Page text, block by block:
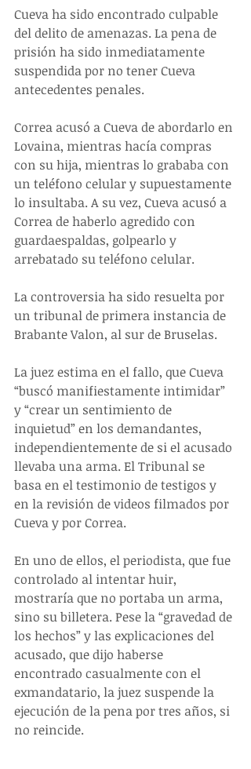
Cueva ha sido encontrado culpable
del delito de amenazas. La pena de
prisión ha sido inmediatamente
suspendida por no tener Cueva
antecedentes penales.
Correa acusó a Cueva de abordarlo en
Lovaina, mientras hacía compras
con su hija, mientras lo grababa con
un teléfono celular y supuestamente
lo insultaba. A su vez, Cueva acusó a
Correa de haberlo agredido con
guardaespaldas, golpearlo y
arrebatado su teléfono celular.
La controversia ha sido resuelta por
un tribunal de primera instancia de
Brabante Valon, al sur de Bruselas.
La juez estima en el fallo, que Cueva
“buscó manifiestamente intimidar”
y “crear un sentimiento de
inquietud” en los demandantes,
independientemente de si el acusado
llevaba una arma. El Tribunal se
basa en el testimonio de testigos y
en la revisión de videos filmados por
Cueva y por Correa.
En uno de ellos, el periodista, que fue
controlado al intentar huir,
mostraría que no portaba un arma,
sino su billetera. Pese la “gravedad de
los hechos” y las explicaciones del
acusado, que dijo haberse
encontrado casualmente con el
exmandatario, la juez suspende la
ejecución de la pena por tres años, si
no reincide.